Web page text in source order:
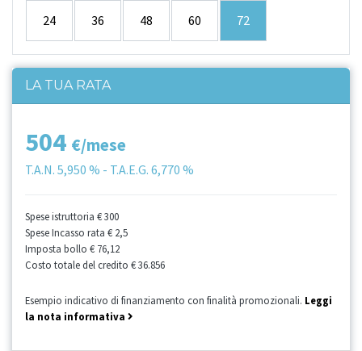
24 36 48 60 72
LA TUA RATA
504 €/mese
T.A.N. 5,950 % - T.A.E.G. 6,770 %
Spese istruttoria € 300
Spese Incasso rata € 2,5
Imposta bollo € 76,12
Costo totale del credito € 36.856
Esempio indicativo di finanziamento con finalità promozionali. Leggi
la nota informativa